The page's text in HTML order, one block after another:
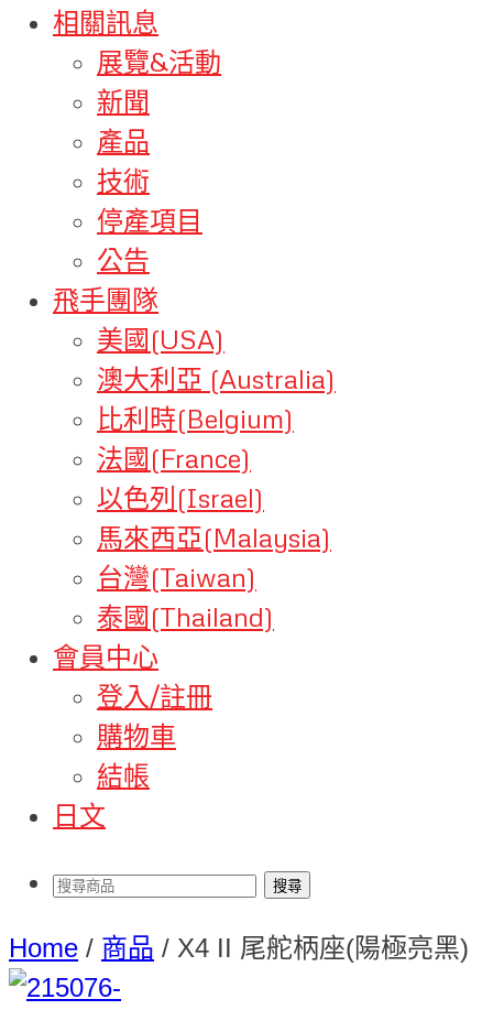
相關訊息
展覽&活動
新聞
產品
技術
停產項目
公告
飛手團隊
美國(USA)
澳大利亞 (Australia)
比利時(Belgium)
法國(France)
以色列(Israel)
馬來西亞(Malaysia)
台灣(Taiwan)
泰國(Thailand)
會員中心
登入/註冊
購物車
結帳
日文
Home / 商品 / X4 II 尾舵柄座(陽極亮黑)